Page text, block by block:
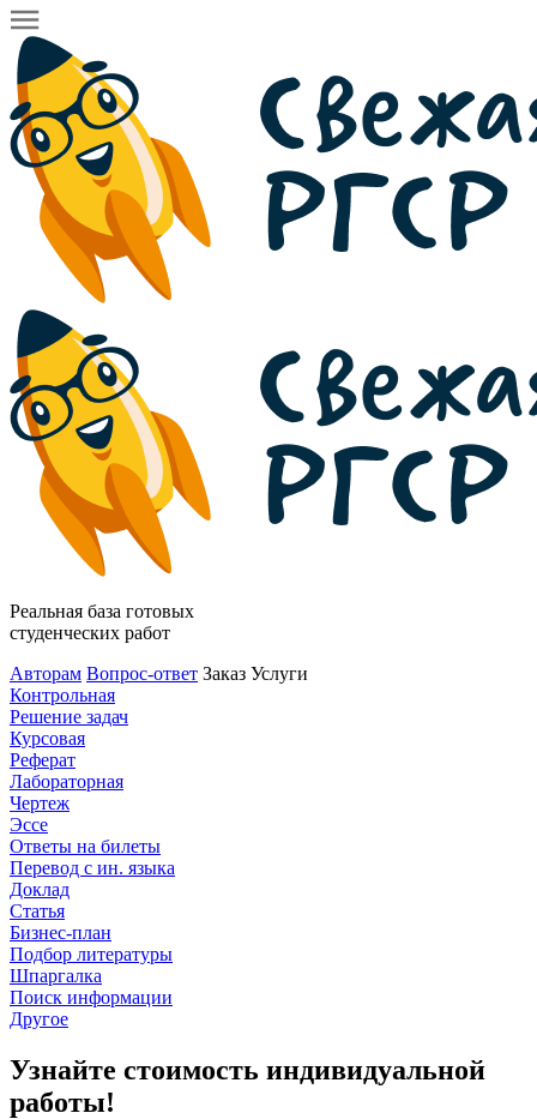
Реальная база готовых
студенческих работ
Авторам Вопрос-ответ Заказ Услуги
Контрольная
Решение задач
Курсовая
Реферат
Лабораторная
Чертеж
Эссе
Ответы на билеты
Перевод с ин. языка
Доклад
Статья
Бизнес-план
Подбор литературы
Шпаргалка
Поиск информации
Другое
Узнайте стоимость индивидуальной
работы!